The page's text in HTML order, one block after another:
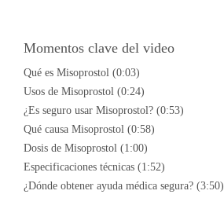
Momentos clave del video
Qué es Misoprostol (0:03)
Usos de Misoprostol (0:24)
¿Es seguro usar Misoprostol? (0:53)
Qué causa Misoprostol (0:58)
Dosis de Misoprostol (1:00)
Especificaciones técnicas (1:52)
¿Dónde obtener ayuda médica segura? (3:50)